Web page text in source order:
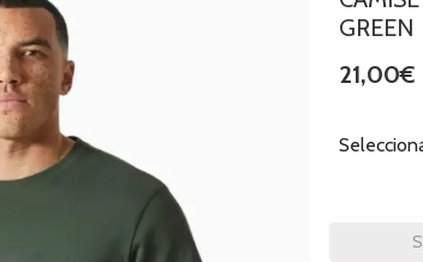
GREEN
21,00€
S